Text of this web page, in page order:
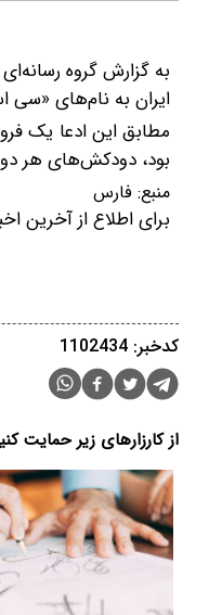
به گزارش گروه رسانه‌ای
ایران به نام‌های «سی استار ۳» و «سودا» را که در تلاش برای ورود به یکی از بنادر ایران
بود، دودکش‌های هر دو
منبع: فارس
برای اطلاع از آخرین
کدخبر: 1102434
از کارزارهای زیر حمایت